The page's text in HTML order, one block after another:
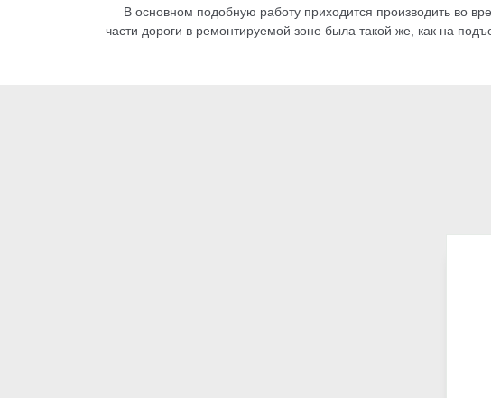
В основном подобную работу приходится производить во
части дороги в ремонтируемой зоне была такой же, как на